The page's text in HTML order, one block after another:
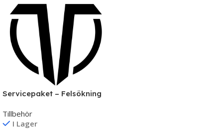
Servicepaket – Felsökning
TNS Gaming
Tillbehör
I Lager